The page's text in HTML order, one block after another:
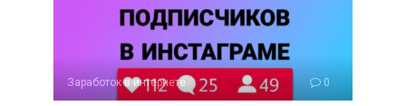
Заработок в интернете 0